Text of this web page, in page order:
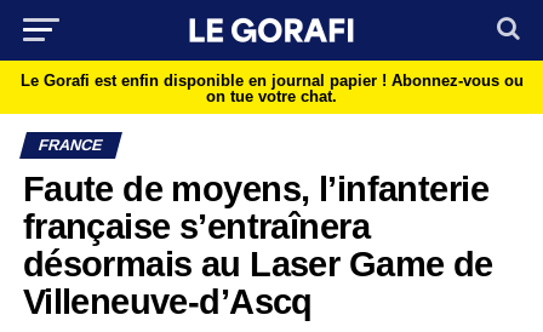
Le Gorafi est enfin disponible en journal papier ! Abonnez-vous ou
on tue votre chat.
FRANCE
Faute de moyens, l’infanterie
française s’entraînera
désormais au Laser Game de
Villeneuve-d’Ascq